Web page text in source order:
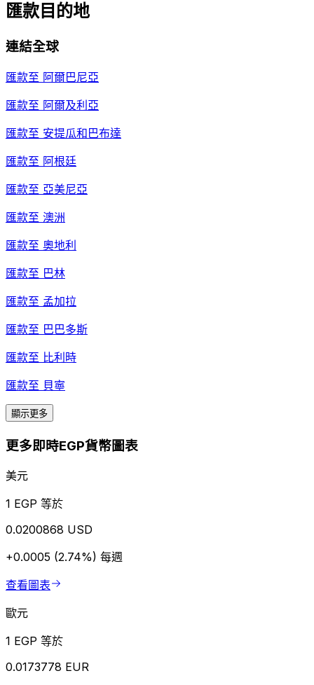
匯款目的地
連結全球
匯款至 阿爾巴尼亞
匯款至 阿爾及利亞
匯款至 安提瓜和巴布達
匯款至 阿根廷
匯款至 亞美尼亞
匯款至 澳洲
匯款至 奧地利
匯款至 巴林
匯款至 孟加拉
匯款至 巴巴多斯
匯款至 比利時
匯款至 貝寧
顯示更多
更多即時EGP貨幣圖表
美元
1 EGP 等於
0.0200868 USD
+0.0005 (2.74%) 每週
查看圖表
歐元
1 EGP 等於
0.0173778 EUR